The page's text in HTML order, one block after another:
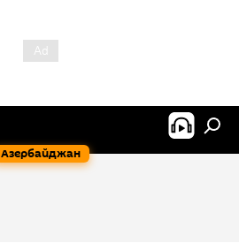
Азербайджан